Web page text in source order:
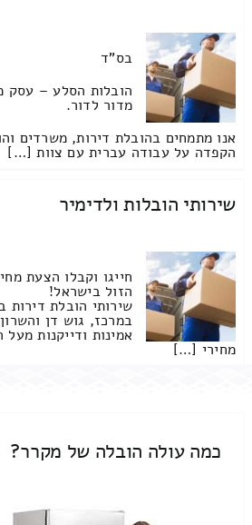
בס"ד
הובלות הסלע – עסק
מדור לדור.
אנו מתמחים בהובלת דירות, משרדים
הקפדה על עבודה עברית עם צוות […]
שירותי הובלות ולדימיר
חייגו וקבלו הצעת
הזול בישראל!
שירותי הובלת דירות
במרכז, גוש דן
אמינות ודייקנות מעל
מחירי […]
כמה עולה הובלה של מקרר?